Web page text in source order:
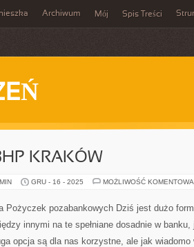
Archiwum Mój Spis Treści
KRAKÓW
GRU - 16 - 2025 MOŻLIWOŚĆ
Porównywarka Pożyczek
dużo form pożyczek.
innymi na te spełniane